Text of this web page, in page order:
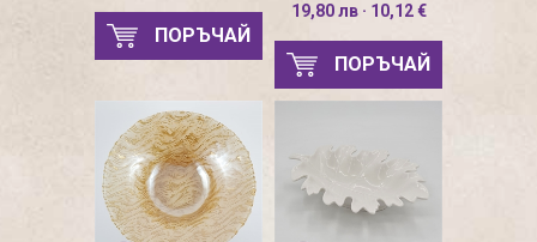
ПОРЪЧАЙ
19,80 лв · 10,12 €
ПОРЪЧАЙ